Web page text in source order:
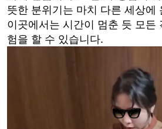
뜻한 분위기는 마치 다른 세상에
이곳에서는 시간이 멈춘 듯 모든
험을 할 수 있습니다.